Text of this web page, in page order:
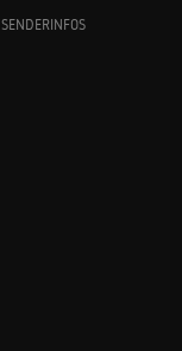
SENDERINFOS